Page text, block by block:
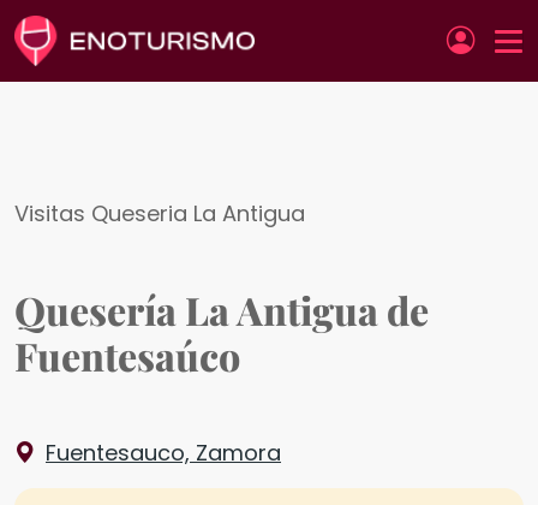
Pasar al contenido principal
Visitas Queseria La Antigua
Quesería La Antigua de
Fuentesaúco
Fuentesauco, Zamora